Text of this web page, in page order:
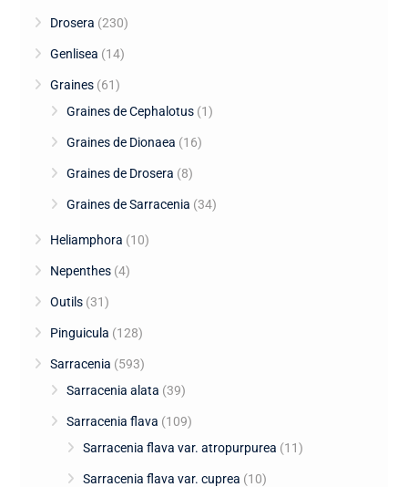
Drosera (230)
Genlisea (14)
Graines (61)
Graines de Cephalotus (1)
Graines de Dionaea (16)
Graines de Drosera (8)
Graines de Sarracenia (34)
Heliamphora (10)
Nepenthes (4)
Outils (31)
Pinguicula (128)
Sarracenia (593)
Sarracenia alata (39)
Sarracenia flava (109)
Sarracenia flava var. atropurpurea (11)
Sarracenia flava var. cuprea (10)